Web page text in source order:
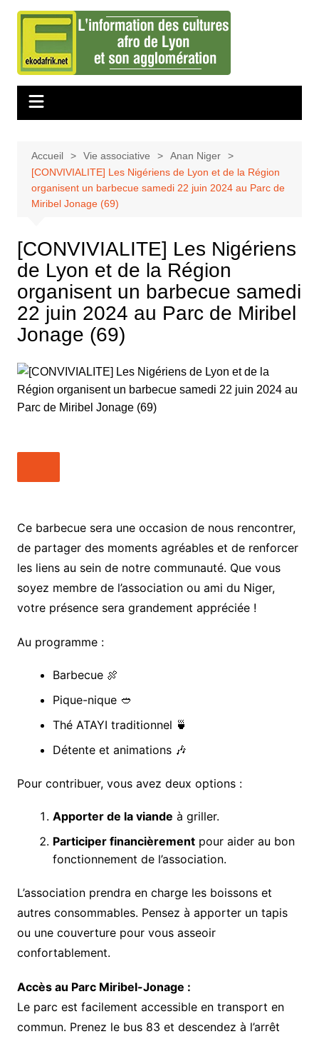
Aller
contenu
Accueil Vie associative
Anan Niger
[CONVIVIALITE] Les Nigériens de Lyon et de la Région
organisent un barbecue samedi 22 juin 2024 au Parc de
Miribel Jonage (69)
[CONVIVIALITE] Les Nigériens
de Lyon et de la Région
organisent un barbecue samedi
22 juin 2024 au Parc de Miribel
Jonage (69)
Ce barbecue sera une occasion de nous rencontrer,
de partager des moments agréables et de renforcer
les liens au sein de notre communauté. Que vous
soyez membre de l’association ou ami du Niger,
votre présence sera grandement appréciée !
Au programme :
Barbecue 🍖
Pique-nique 🥙
Thé ATAYI traditionnel 🍵
Détente et animations 🎶
Pour contribuer, vous avez deux options :
Apporter de la viande à griller.
Participer financièrementpour aider au bon
fonctionnement de l’association.
L’association prendra en charge les boissons et
autres consommables. Pensez à apporter un tapis
ou une couverture pour vous asseoir
confortablement.
Accès au Parc Miribel-Jonage :
Le parc est facilement accessible en transport en
commun. Prenez le bus 83 et descendez à l’arrêt